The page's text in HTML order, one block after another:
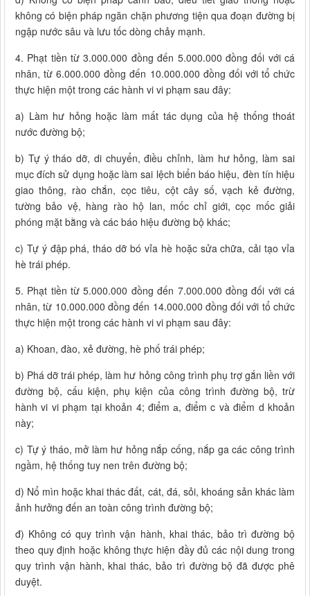
không có biện pháp ngăn chặn phương tiện qua đoạn đường bị
ngập nước sâu và lưu tốc dòng chảy mạnh.
4. Phạt tiền từ 3.000.000 đồng đến 5.000.000 đồng đối với cá
nhân, từ 6.000.000 đồng đến 10.000.000 đồng đối với tổ chức
thực hiện một trong các hành vi vi phạm sau đây:
a) Làm hư hỏng hoặc làm mất tác dụng của hệ thống thoát
nước đường bộ;
b) Tự ý tháo dỡ, di chuyển, điều chỉnh, làm hư hỏng, làm sai
mục đích sử dụng hoặc làm sai lệch biển báo hiệu, đèn tín hiệu
giao thông, rào chắn, cọc tiêu, cột cây số, vạch kẻ đường,
tường bảo vệ, hàng rào hộ lan, mốc chỉ giới, cọc mốc giải
phóng mặt bằng và các báo hiệu đường bộ khác;
c) Tự ý đập phá, tháo dỡ bó vỉa hè hoặc sửa chữa, cải tạo vỉa
hè trái phép.
5. Phạt tiền từ 5.000.000 đồng đến 7.000.000 đồng đối với cá
nhân, từ 10.000.000 đồng đến 14.000.000 đồng đối với tổ chức
thực hiện một trong các hành vi vi phạm sau đây:
a) Khoan, đào, xẻ đường, hè phố trái phép;
b) Phá dỡ trái phép, làm hư hỏng công trình phụ trợ gắn liền với
đường bộ, cấu kiện, phụ kiện của công trình đường bộ, trừ
hành vi vi phạm tại khoản 4; điểm а, điểm c và điểm d khoản
này;
c) Tự ý tháo, mở làm hư hỏng nắp cống, nắp ga các công trình
ngầm, hệ thống tuy nen trên đường bộ;
d) Nổ mìn hoặc khai thác đất, cát, đá, sỏi, khoáng sản khác làm
ảnh hưởng đến an toàn công trình đường bộ;
đ) Không có quy trình vận hành, khai thác, bảo trì đường bộ
theo quy định hoặc không thực hiện đầy đủ các nội dung trong
quy trình vận hành, khai thác, bảo trì đường bộ đã được phê
duyệt.